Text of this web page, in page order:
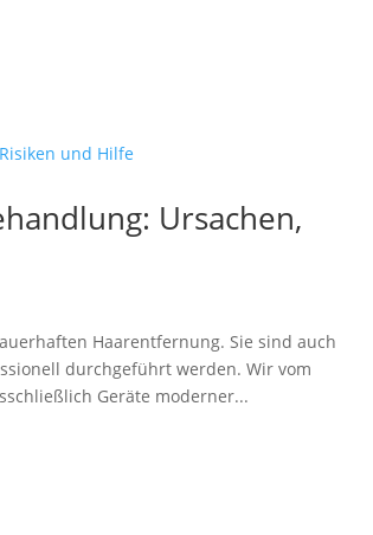
Ursachen,
Haarentfernung. Sie sind auch
durchgeführt werden. Wir vom
Geräte moderner...